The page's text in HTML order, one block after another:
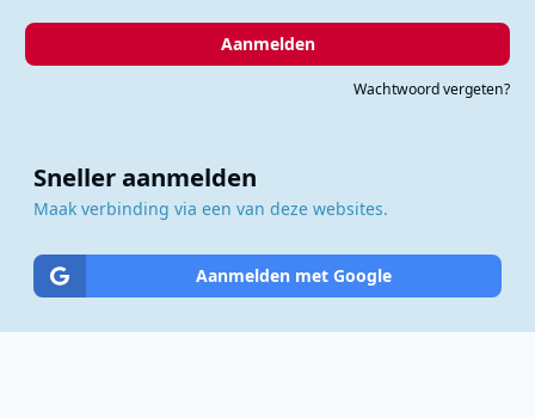
Aanmelden
Wachtwoord vergeten?
Sneller aanmelden
Maak verbinding via een van deze websites.
Aanmelden met Google